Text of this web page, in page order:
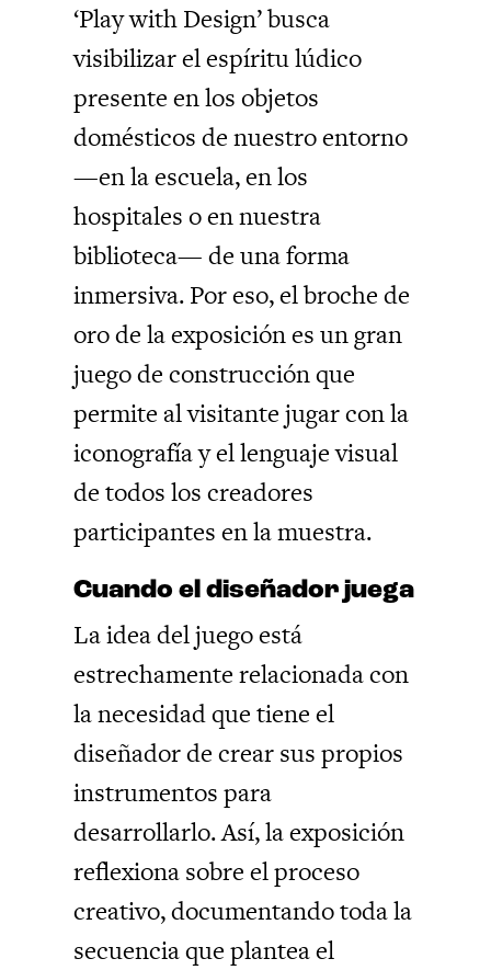
‘Play with Design’ busca
visibilizar el espíritu lúdico
presente en los objetos
domésticos de nuestro entorno
—en la escuela, en los
hospitales o en nuestra
biblioteca— de una forma
inmersiva. Por eso, el broche de
oro de la exposición es un gran
juego de construcción que
permite al visitante jugar con la
iconografía y el lenguaje visual
de todos los creadores
participantes en la muestra.
Cuando el diseñador juega
La idea del juego está
estrechamente relacionada con
la necesidad que tiene el
diseñador de crear sus propios
instrumentos para
desarrollarlo. Así, la exposición
reflexiona sobre el proceso
creativo, documentando toda la
secuencia que plantea el